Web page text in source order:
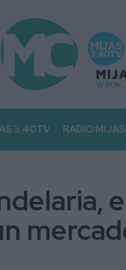
3.40TV RADIO MIJAS